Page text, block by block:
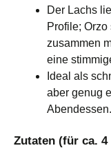
Der Lachs
Profile;
zusammen
eine
Ideal als
aber genug
Abendessen.
Zutaten (für ca.